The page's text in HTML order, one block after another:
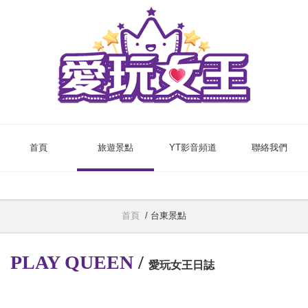
首頁 旅遊景點 YT影音頻道 聯絡我們
首頁 / 台東景點
PLAY QUEEN / 愛玩女王日誌